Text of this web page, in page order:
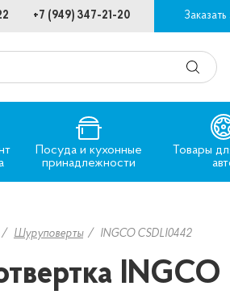
Заказать
+7 (949) 347-21-20
Посуда и кухонные
принадлежности
Товары
Шуруповерты INGCO CSDLI0442
INGCO